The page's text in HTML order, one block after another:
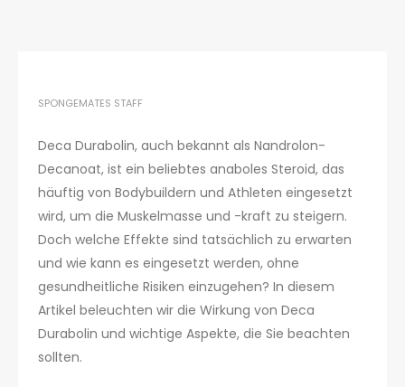
SPONGEMATES STAFF
Deca Durabolin, auch bekannt als Nandrolon-
Decanoat, ist ein beliebtes anaboles Steroid, das
häuftig von Bodybuildern und Athleten eingesetzt
wird, um die Muskelmasse und -kraft zu steigern.
Doch welche Effekte sind tatsächlich zu erwarten
und wie kann es eingesetzt werden, ohne
gesundheitliche Risiken einzugehen? In diesem
Artikel beleuchten wir die Wirkung von Deca
Durabolin und wichtige Aspekte, die Sie beachten
sollten.